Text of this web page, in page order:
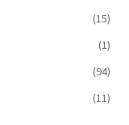
(15)
(1)
(94)
(11)